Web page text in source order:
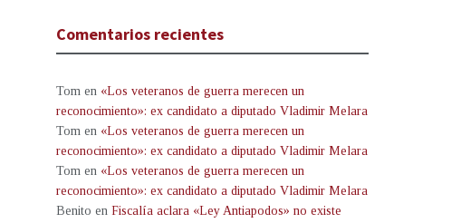
Comentarios recientes
Tom en «Los veteranos de guerra merecen un
reconocimiento»: ex candidato a diputado Vladimir Melara
Tom en «Los veteranos de guerra merecen un
reconocimiento»: ex candidato a diputado Vladimir Melara
Tom en «Los veteranos de guerra merecen un
reconocimiento»: ex candidato a diputado Vladimir Melara
Benito en Fiscalía aclara «Ley Antiapodos» no existe